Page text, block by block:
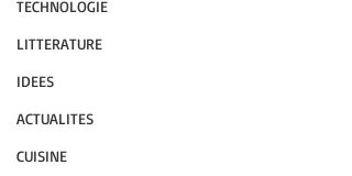
TECHNOLOGIE
LITTERATURE
IDEES
ACTUALITES
CUISINE